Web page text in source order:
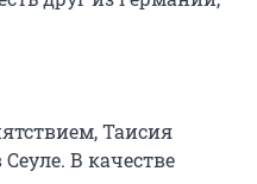
Таисия
В качестве